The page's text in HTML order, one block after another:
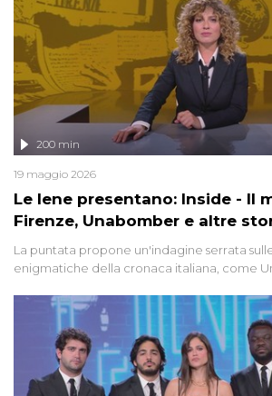
Le Iene presentano: Inside - Il
Firenze, Unabomber e altre
200 min
19 maggio 2026
La puntata propone un'indagine serrata
enigmatiche della cronaca italiana, come
'90 e il 2000 che, inquietantemente,
libertà. Lo speciale affronta inoltre le zone
Firenze, le cui responsabilità appaiono
groviglio di dubbi mai chiariti. Nel corso
l'intervista inedita a Olindo Romano,